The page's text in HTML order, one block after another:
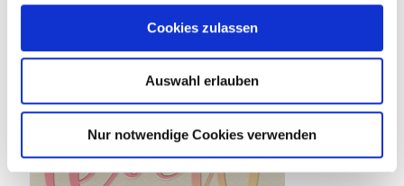
Cookies zulassen
Auswahl erlauben
Nur notwendige Cookies verwenden